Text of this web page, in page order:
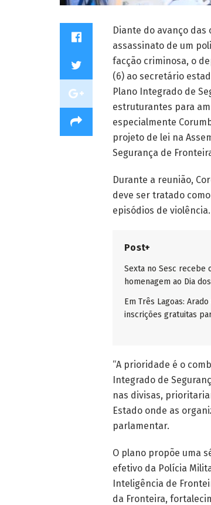
Diante do avanço
assassinato de um
facção criminosa, o
(6) ao secretário
Plano Integrado de
estruturantes para
especialmente
projeto de lei na
Segurança de
Durante a reunião,
deve ser tratado
episódios de violência.
Post+
Sexta no Sesc recebe
homenagem ao Dia
Em Três Lagoas:
inscrições gratuitas
“A prioridade é o
Integrado de
nas divisas,
Estado onde as
parlamentar.
O plano propõe uma
efetivo da Polícia
Inteligência de
da Fronteira,